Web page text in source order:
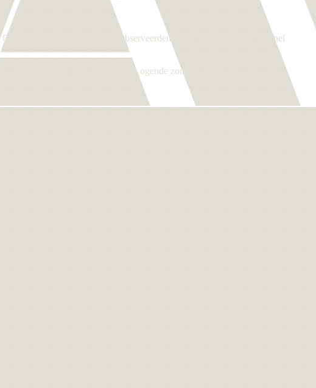
Om de tijd te veraangenamen, observeerden ze de voorbijgangers. Al snel
kunt genieten van een natuurlijk ogende zomerse teint!